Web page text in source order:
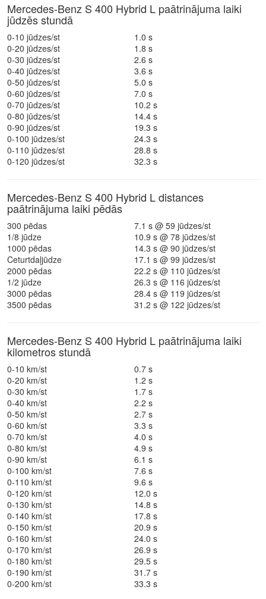
Mercedes-Benz S 400 Hybrid L paātrinājuma laiki
jūdzēs stundā
0-10 jūdzes/st
1.0 s
0-20 jūdzes/st
1.8 s
0-30 jūdzes/st
2.6 s
0-40 jūdzes/st
3.6 s
0-50 jūdzes/st
5.0 s
0-60 jūdzes/st
7.0 s
0-70 jūdzes/st
10.2 s
0-80 jūdzes/st
14.4 s
0-90 jūdzes/st
19.3 s
0-100 jūdzes/st
24.3 s
0-110 jūdzes/st
28.8 s
0-120 jūdzes/st
32.3 s
Mercedes-Benz S 400 Hybrid L distances
paātrinājuma laiki pēdās
300 pēdas
7.1 s @ 59 jūdzes/st
1/8 jūdze
10.9 s @ 78 jūdzes/st
1000 pēdas
14.3 s @ 90 jūdzes/st
Ceturtdaļjūdze
17.1 s @ 99 jūdzes/st
2000 pēdas
22.2 s @ 110 jūdzes/st
1/2 jūdze
26.3 s @ 116 jūdzes/st
3000 pēdas
28.4 s @ 119 jūdzes/st
3500 pēdas
31.2 s @ 122 jūdzes/st
Mercedes-Benz S 400 Hybrid L paātrinājuma laiki
kilometros stundā
0-10 km/st
0.7 s
0-20 km/st
1.2 s
0-30 km/st
1.7 s
0-40 km/st
2.2 s
0-50 km/st
2.7 s
0-60 km/st
3.3 s
0-70 km/st
4.0 s
0-80 km/st
4.9 s
0-90 km/st
6.1 s
0-100 km/st
7.6 s
0-110 km/st
9.6 s
0-120 km/st
12.0 s
0-130 km/st
14.8 s
0-140 km/st
17.8 s
0-150 km/st
20.9 s
0-160 km/st
24.0 s
0-170 km/st
26.9 s
0-180 km/st
29.5 s
0-190 km/st
31.7 s
0-200 km/st
33.3 s